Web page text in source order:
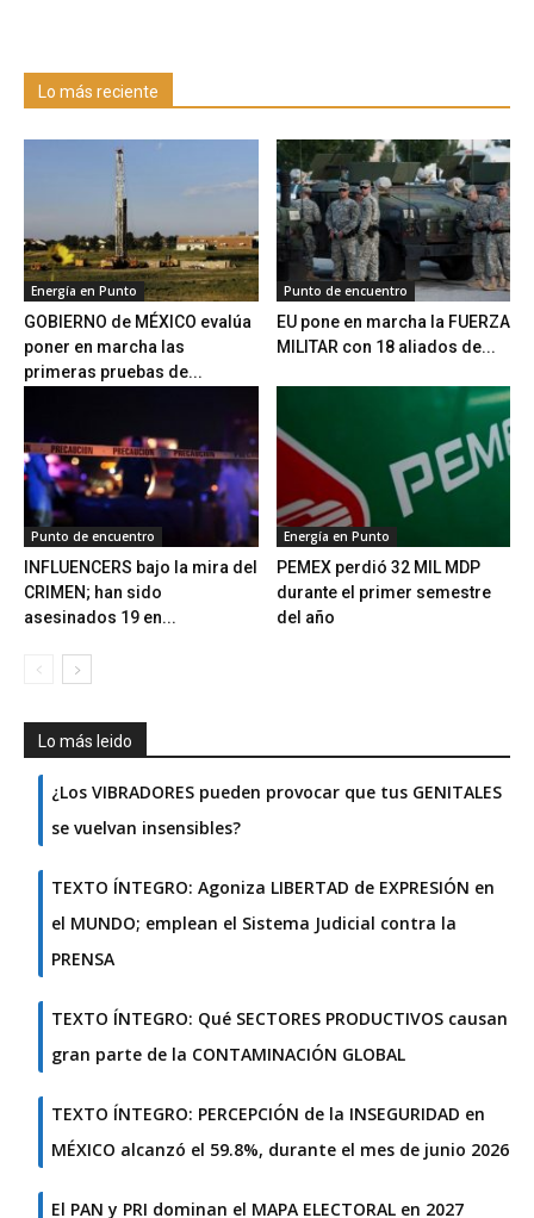
Lo más reciente
Energía en Punto
GOBIERNO de MÉXICO evalúa
poner en marcha las
primeras pruebas de...
Punto de encuentro
EU pone en marcha la FUERZA
MILITAR con 18 aliados de...
Punto de encuentro
INFLUENCERS bajo la mira del
CRIMEN; han sido
asesinados 19 en...
Energía en Punto
PEMEX perdió 32 MIL MDP
durante el primer semestre
del año
Lo más leido
¿Los VIBRADORES pueden provocar que tus GENITALES
se vuelvan insensibles?
TEXTO ÍNTEGRO: Agoniza LIBERTAD de EXPRESIÓN en
el MUNDO; emplean el Sistema Judicial contra la
PRENSA
TEXTO ÍNTEGRO: Qué SECTORES PRODUCTIVOS causan
gran parte de la CONTAMINACIÓN GLOBAL
TEXTO ÍNTEGRO: PERCEPCIÓN de la INSEGURIDAD en
MÉXICO alcanzó el 59.8%, durante el mes de junio 2026
El PAN y PRI dominan el MAPA ELECTORAL en 2027